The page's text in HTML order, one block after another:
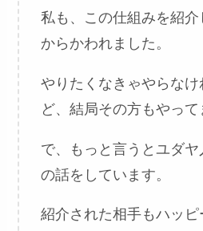
私も、この仕組みを紹介
からかわれました。
やりたくなきゃやらな
ど、結局その方もやって
で、もっと言うとユダ
の話をしています。
紹介された相手もハッ